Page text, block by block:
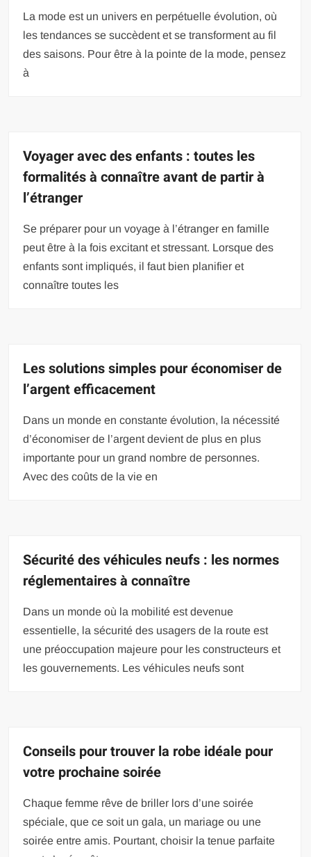
La mode est un univers en perpétuelle évolution, où
les tendances se succèdent et se transforment au fil
des saisons. Pour être à la pointe de la mode, pensez
à
Voyager avec des enfants : toutes les
formalités à connaître avant de partir à
l’étranger
Se préparer pour un voyage à l’étranger en famille
peut être à la fois excitant et stressant. Lorsque des
enfants sont impliqués, il faut bien planifier et
connaître toutes les
Les solutions simples pour économiser de
l’argent efficacement
Dans un monde en constante évolution, la nécessité
d’économiser de l’argent devient de plus en plus
importante pour un grand nombre de personnes.
Avec des coûts de la vie en
Sécurité des véhicules neufs : les normes
réglementaires à connaître
Dans un monde où la mobilité est devenue
essentielle, la sécurité des usagers de la route est
une préoccupation majeure pour les constructeurs et
les gouvernements. Les véhicules neufs sont
Conseils pour trouver la robe idéale pour
votre prochaine soirée
Chaque femme rêve de briller lors d’une soirée
spéciale, que ce soit un gala, un mariage ou une
soirée entre amis. Pourtant, choisir la tenue parfaite